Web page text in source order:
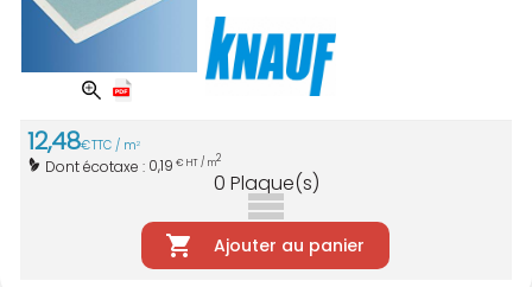
12,48€TTC / m2
Dont écotaxe : 0,19 € HT / m2
0 Plaque(s)
Ajouter au panier